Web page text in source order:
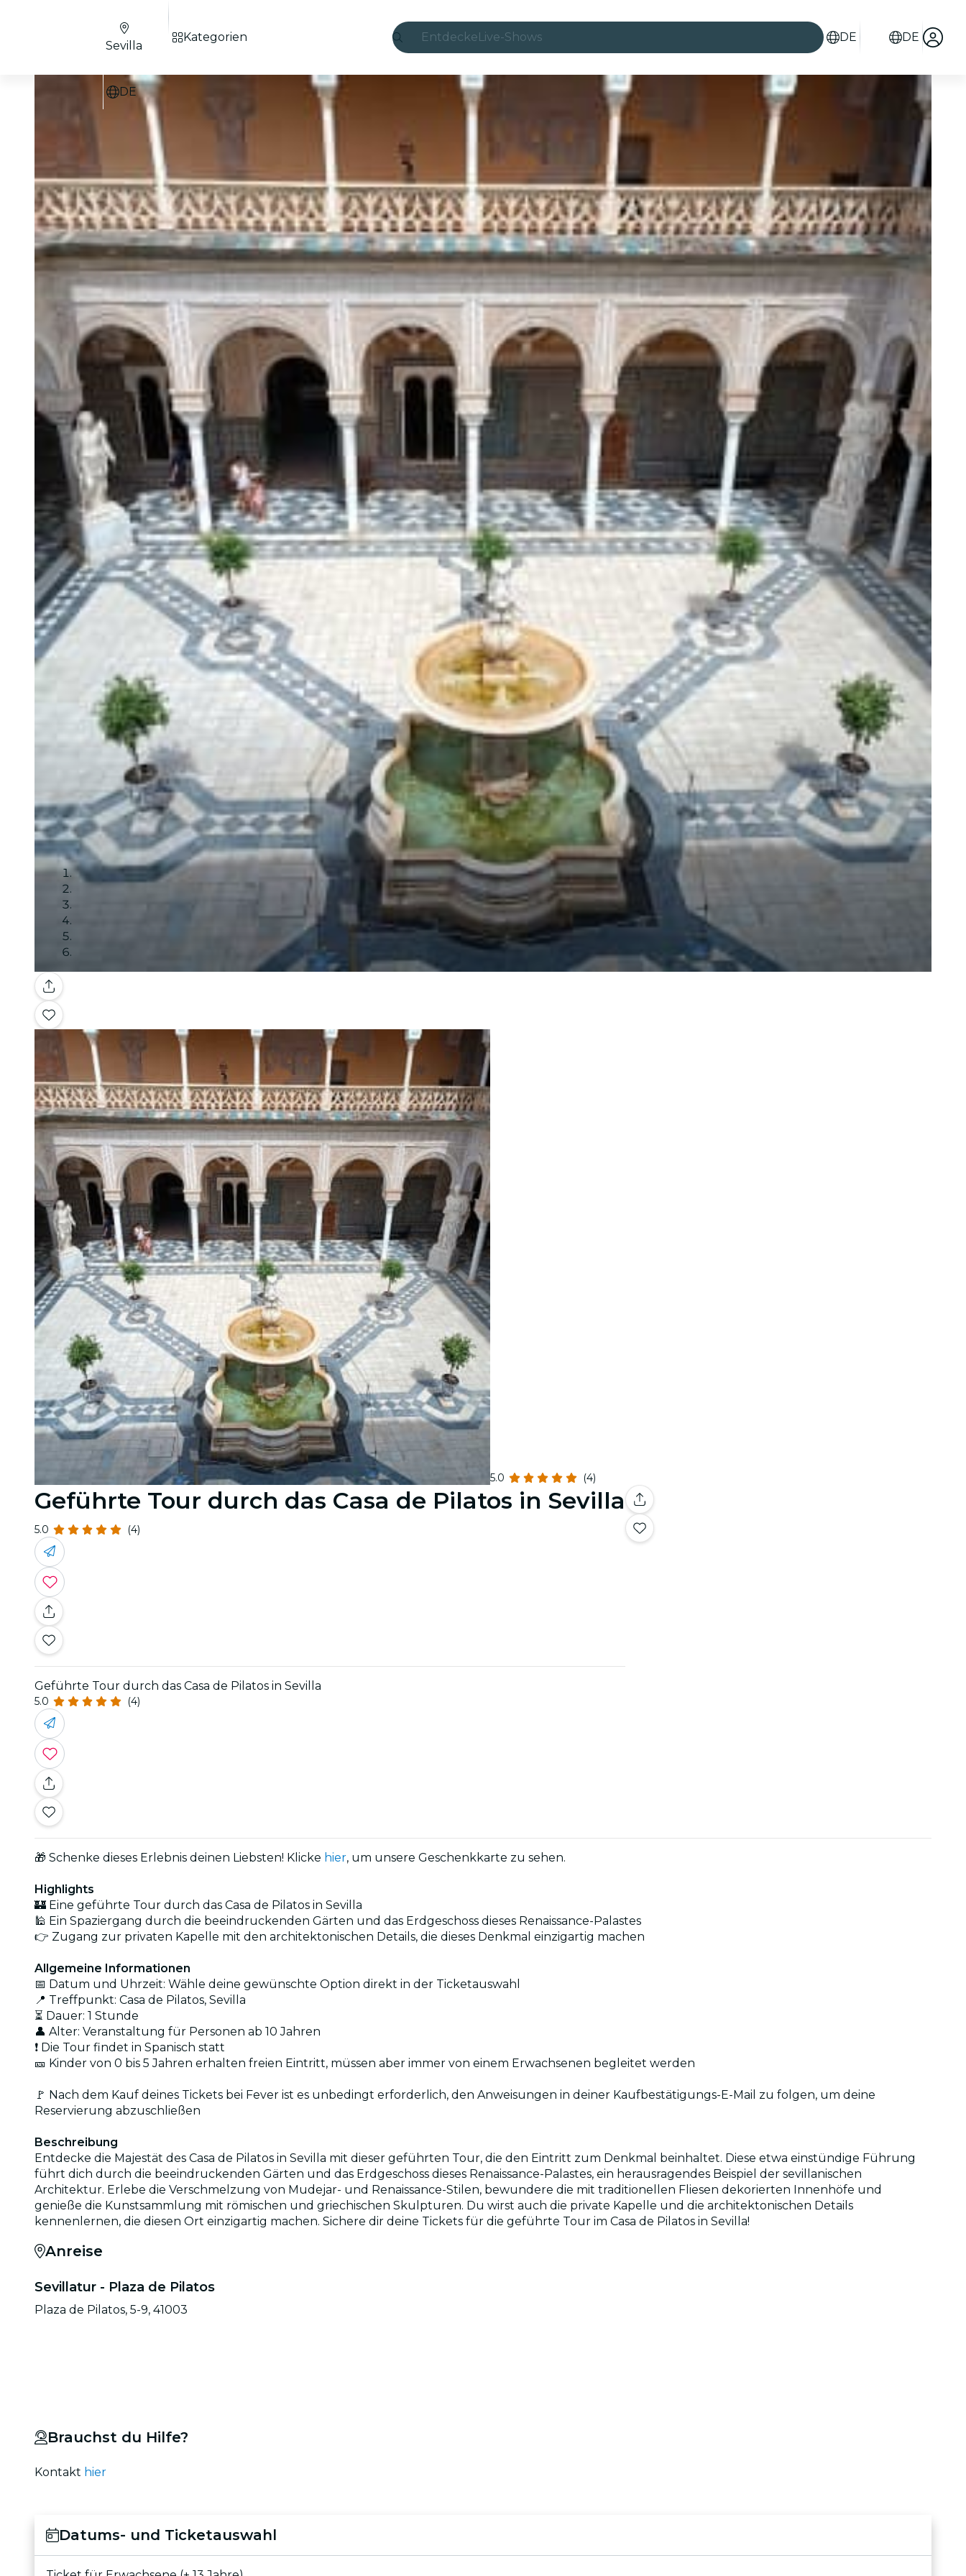
EntdeckeLive-Shows
Candlelight
Erlebnisse und Städte
São Paulo
Seoul
Stadttouren
Konzerte
Restaurants
DE DE
Sevilla
DE
Kategorien
Galerie
5.0 (4)
Geführte Tour durch das Casa de Pilatos in Sevilla
5.0 (4)
Geführte Tour durch das Casa de Pilatos in Sevilla
5.0 (4)
🎁 Schenke dieses Erlebnis deinen Liebsten! Klicke hier, um unsere Geschenkkarte zu sehen.
Highlights
🏰 Eine geführte Tour durch das Casa de Pilatos in Sevilla
🕌 Ein Spaziergang durch die beeindruckenden Gärten und das Erdgeschoss dieses Renaissance-Palastes
👉 Zugang zur privaten Kapelle mit den architektonischen Details, die dieses Denkmal einzigartig machen
Allgemeine Informationen
📅 Datum und Uhrzeit: Wähle deine gewünschte Option direkt in der Ticketauswahl
📍 Treffpunkt: Casa de Pilatos, Sevilla
⏳ Dauer: 1 Stunde
👤 Alter: Veranstaltung für Personen ab 10 Jahren
❗ Die Tour findet in Spanisch statt
🎫 Kinder von 0 bis 5 Jahren erhalten freien Eintritt, müssen aber immer von einem Erwachsenen begleitet werden
🚩 Nach dem Kauf deines Tickets bei Fever ist es unbedingt erforderlich, den Anweisungen in deiner Kaufbestätigungs-E-Mail zu folgen, um deine
Reservierung abzuschließen
Beschreibung
Entdecke die Majestät des Casa de Pilatos in Sevilla mit dieser geführten Tour, die den Eintritt zum Denkmal beinhaltet. Diese etwa einstündige Führung
führt dich durch die beeindruckenden Gärten und das Erdgeschoss dieses Renaissance-Palastes, ein herausragendes Beispiel der sevillanischen
Architektur. Erlebe die Verschmelzung von Mudejar- und Renaissance-Stilen, bewundere die mit traditionellen Fliesen dekorierten Innenhöfe und
genieße die Kunstsammlung mit römischen und griechischen Skulpturen. Du wirst auch die private Kapelle und die architektonischen Details
kennenlernen, die diesen Ort einzigartig machen. Sichere dir deine Tickets für die geführte Tour im Casa de Pilatos in Sevilla!
Anreise
Sevillatur - Plaza de Pilatos
Plaza de Pilatos, 5-9, 41003
Brauchst du Hilfe?
Kontakt hier
Datums- und Ticketauswahl